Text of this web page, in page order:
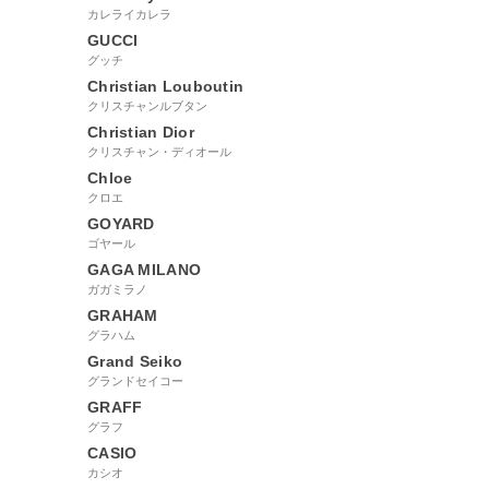
カレライカレラ
GUCCI
グッチ
Christian Louboutin
クリスチャンルブタン
Christian Dior
クリスチャン・ディオール
Chloe
クロエ
GOYARD
ゴヤール
GAGA MILANO
ガガミラノ
GRAHAM
グラハム
Grand Seiko
グランドセイコー
GRAFF
グラフ
CASIO
カシオ